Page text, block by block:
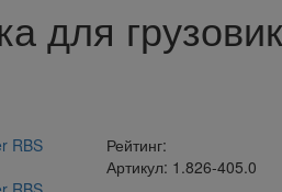
для
Рейтинг:
Артикул: 1.826-405.0